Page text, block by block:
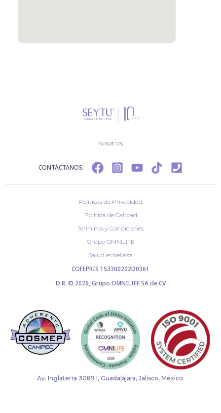
Nosotros
CONTÁCTANOS:
Políticas de Privacidad
Política de Calidad
Términos y Condiciones
Grupo OMNILIFE
Salud es belleza
COFEPRIS 153300202D0361
D.R. © 2026, Grupo OMNILIFE SA de CV
Av. Inglaterra 3089 I, Guadalajara, Jalisco, México.